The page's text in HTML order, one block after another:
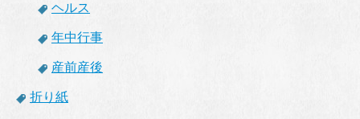
ヘルス
年中行事
産前産後
折り紙